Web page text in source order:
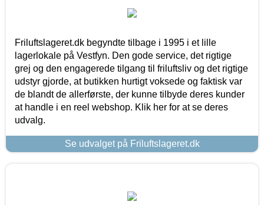
Friluftslageret.dk begyndte tilbage i 1995 i et lille
lagerlokale på Vestfyn. Den gode service, det rigtige
grej og den engagerede tilgang til friluftsliv og det rigtige
udstyr gjorde, at butikken hurtigt voksede og faktisk var
de blandt de allerførste, der kunne tilbyde deres kunder
at handle i en reel webshop. Klik her for at se deres
udvalg.
Se udvalget på Friluftslageret.dk